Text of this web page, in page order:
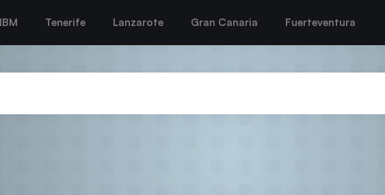
Tenerife Lanzarote Gran Canaria Fuerteventura
ZONZAMAS RECIBE A UN